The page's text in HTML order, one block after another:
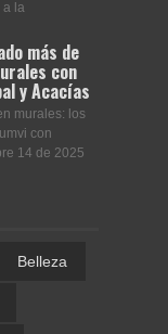
a la
más de
con
y Acacías
murales: los
con
14 de 2025
Belleza